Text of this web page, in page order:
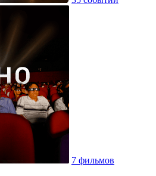
7 фильмов